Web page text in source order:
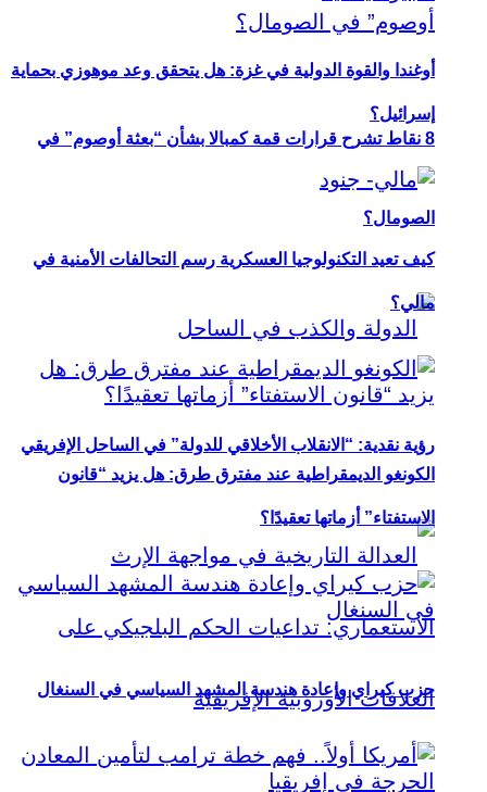
8 نقاط تشرح قرارات قمة كمبالا بشأن “بعثة أوصوم” في
الصومال؟
رؤية نقدية: “الانقلاب الأخلاقي للدولة” في الساحل الإفريقي
أوغندا والقوة الدولية في غزة: هل يتحقق وعد موهوزي بحماية
إسرائيل؟
كيف تعيد التكنولوجيا العسكرية رسم التحالفات الأمنية في
مالي؟
الكونغو الديمقراطية عند مفترق طرق: هل يزيد “قانون
الاستفتاء” أزماتها تعقيدًا؟
حزب كيراي وإعادة هندسة المشهد السياسي في السنغال